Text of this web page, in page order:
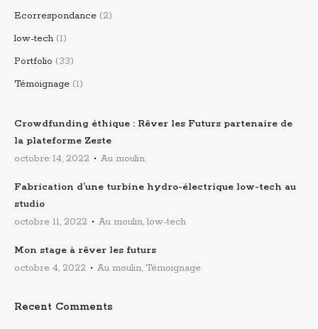
Ecorrespondance (2)
low-tech (1)
Portfolio (33)
Témoignage (1)
Crowdfunding éthique : Rêver les Futurs partenaire de
la plateforme Zeste
octobre 14, 2022
Au moulin
Fabrication d’une turbine hydro-électrique low-tech au
studio
octobre 11, 2022
Au moulin, low-tech
Mon stage à rêver les futurs
octobre 4, 2022
Au moulin, Témoignage
Recent Comments